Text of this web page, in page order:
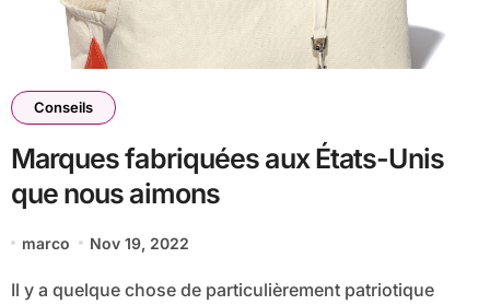
Conseils
Marques fabriquées aux États-Unis
que nous aimons
marco Nov 19, 2022
Il y a quelque chose de particulièrement patriotique